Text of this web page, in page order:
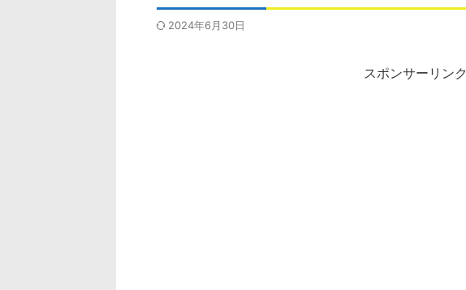
2024年6月30日
スポンサーリンク